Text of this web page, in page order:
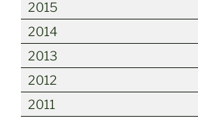
2015
2014
2013
2012
2011